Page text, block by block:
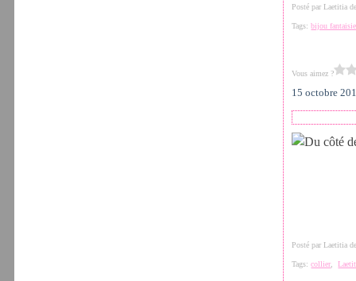
Posté par Laetitia
Tags:bijou fantaisie
Vous aimez ?
15 octobre
Posté par Laetitia
Tags:collier,